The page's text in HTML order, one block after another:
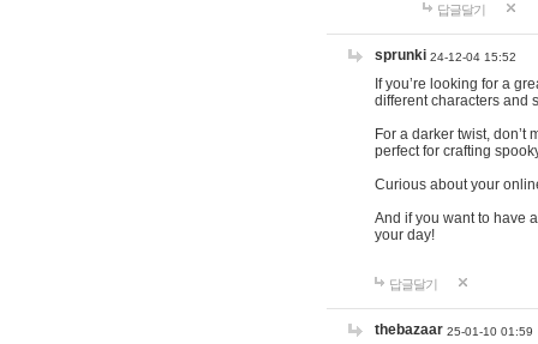
답글달기
sprunki 24-12-04 15:52
If you’re looking for a
different characters and
For a darker twist, don’t
perfect for crafting
Curious about your
And if you want to have
your day!
답글달기
thebazaar 25-01-10 01:59